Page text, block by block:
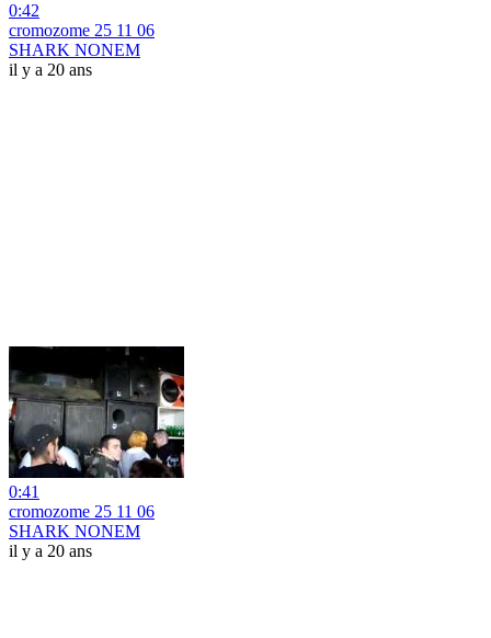
0:42
cromozome 25 11 06
SHARK NONEM
il y a 20 ans
0:41
cromozome 25 11 06
SHARK NONEM
il y a 20 ans